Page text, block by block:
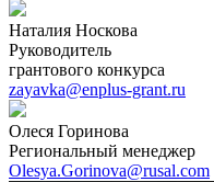
Наталия Носкова
Руководитель
грантового конкурса
zayavka@enplus-grant.ru
Олеся Горинова
Региональный менеджер
Olesya.Gorinova@rusal.com